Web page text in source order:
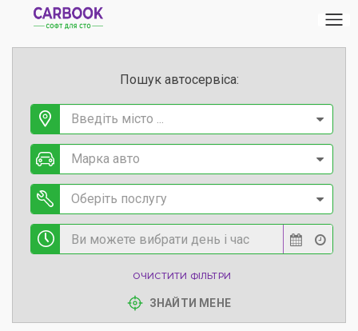
Пошук автосервіса:
Введіть місто ...
Марка авто
Оберіть послугу
ОЧИСТИТИ ФІЛЬТРИ
ЗНАЙТИ МЕНЕ